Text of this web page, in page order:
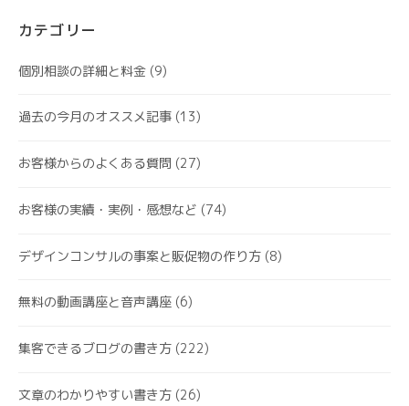
カテゴリー
個別相談の詳細と料金 (9)
過去の今月のオススメ記事 (13)
お客様からのよくある質問 (27)
お客様の実績・実例・感想など (74)
デザインコンサルの事案と販促物の作り方 (8)
無料の動画講座と音声講座 (6)
集客できるブログの書き方 (222)
文章のわかりやすい書き方 (26)